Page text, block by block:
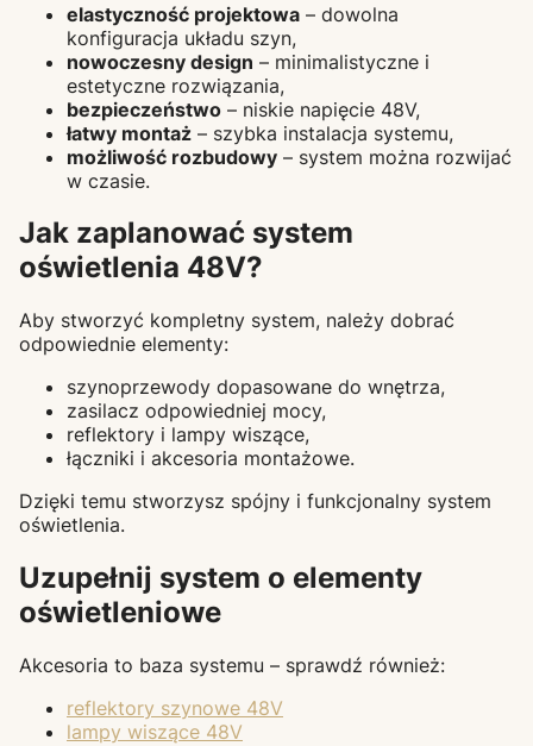
elastyczność projektowa – dowolna
konfiguracja układu szyn,
nowoczesny design – minimalistyczne i
estetyczne rozwiązania,
bezpieczeństwo – niskie napięcie 48V,
łatwy montaż – szybka instalacja systemu,
możliwość rozbudowy – system można rozwijać
w czasie.
Jak zaplanować system
oświetlenia 48V?
Aby stworzyć kompletny system, należy dobrać
odpowiednie elementy:
szynoprzewody dopasowane do wnętrza,
zasilacz odpowiedniej mocy,
reflektory i lampy wiszące,
łączniki i akcesoria montażowe.
Dzięki temu stworzysz spójny i funkcjonalny system
oświetlenia.
Uzupełnij system o elementy
oświetleniowe
Akcesoria to baza systemu – sprawdź również:
reflektory szynowe 48V
lampy wiszące 48V